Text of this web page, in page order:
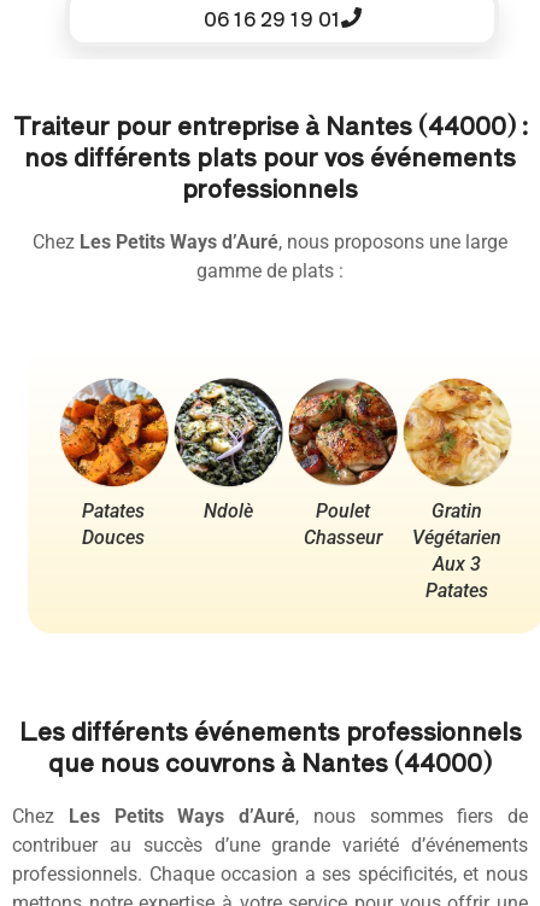
06 16 29 19 01
Traiteur pour entreprise à Nantes (44000) :
nos différents plats pour vos événements
professionnels
Chez Les Petits Ways d’Auré, nous proposons une large
gamme de plats :
Patates
Douces
Ndolè
Poulet
Chasseur
Gratin
Végétarien
Aux 3
Patates
Les différents événements professionnels
que nous couvrons à Nantes (44000)
Chez Les Petits Ways d’Auré, nous sommes fiers de
contribuer au succès d’une grande variété d’événements
professionnels. Chaque occasion a ses spécificités, et nous